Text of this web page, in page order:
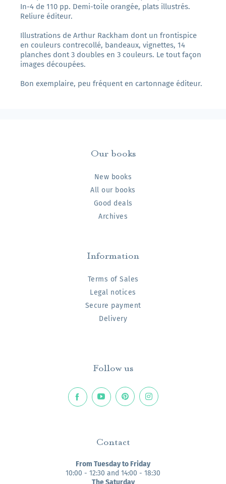
In-4 de 110 pp. Demi-toile orangée, plats illustrés.
Reliure éditeur.
Illustrations de Arthur Rackham dont un frontispice
en couleurs contrecollé, bandeaux, vignettes, 14
planches dont 3 doubles en 3 couleurs. Le tout façon
images découpées.
Bon exemplaire, peu fréquent en cartonnage éditeur.
Our books
New books
All our books
Good deals
Archives
Information
Terms of Sales
Legal notices
Secure payment
Delivery
Follow us
Contact
From Tuesday to Friday
10:00 - 12:30 and 14:00 - 18:30